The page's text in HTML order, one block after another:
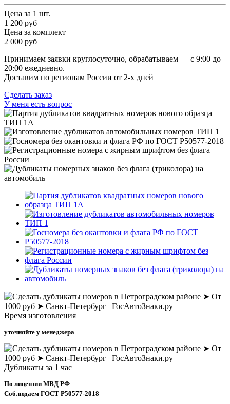
Цена за 1 шт.
1 200 руб
Цена за комплект
2 000 руб
Принимаем заявки круглосуточно, обрабатываем — с 9:00 до
20:00 ежедневно.
Доставим по регионам России от 2-х дней
Сделать заказ
У меня есть вопрос
Время изготовления
уточняйте у менеджера
Дубликаты за 1 час
По лицензии МВД РФ
Соблюдаем ГОСТ Р50577-2018